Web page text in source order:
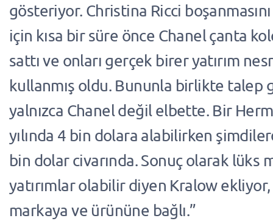
gösteriyor. Christina Ricci
için kısa bir süre önce Chanel çanta
sattı ve onları gerçek birer yatırım
kullanmış oldu. Bununla birlikte talep
yalnızca Chanel değil elbette. Bir
yılında 4 bin dolara alabilirken
bin dolar civarında. Sonuç olarak lüks
yatırımlar olabilir diyen Kralow
markaya ve ürününe bağlı.”